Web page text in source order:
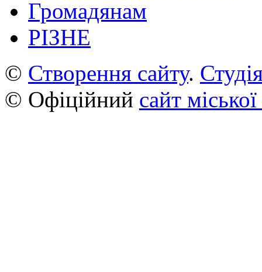
Громадянам
РІЗНЕ
© Створення сайту.
© Офіційний сайт